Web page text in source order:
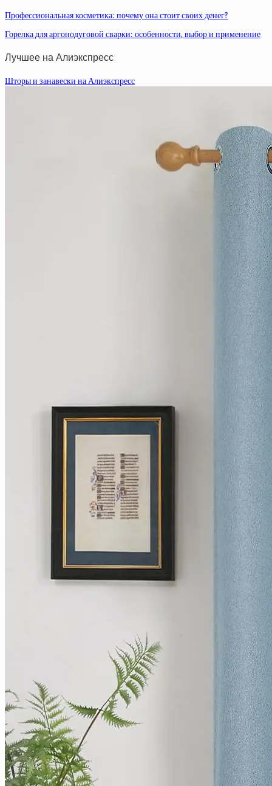
Профессиональная косметика: почему она стоит своих денег?
Горелка для аргонодуговой сварки: особенности, выбор и применение
Лучшее на Алиэкспресс
Шторы и занавески на Алиэкспресс